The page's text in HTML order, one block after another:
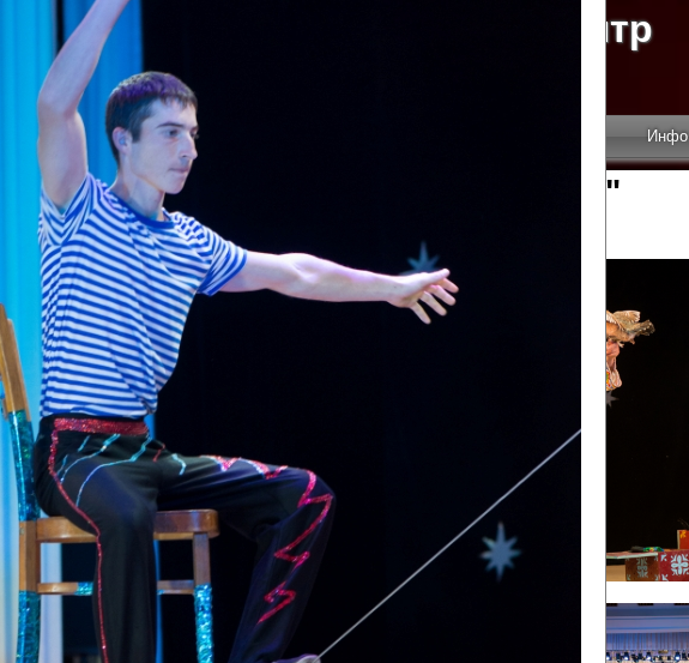
культурный центр
Дворец Республики
Новости Инфо
ГКЦ "ДВОРЕЦ РЕСПУБЛИКИ"
фестиваля
"Созвездие
цирка"
коллектив «Ровесник» Дом культуры с.
, руководитель Рогожинер Светлана Георгиевна
коллектив «Шари-вари» МУ «Культурно-
г.Бендеры, руководители Отличные работники
Молдавской Республики Алёна Александровна и
«Энтузиасты» Дома культуры с. Делакеу,
руководитель Отличный работник культуры